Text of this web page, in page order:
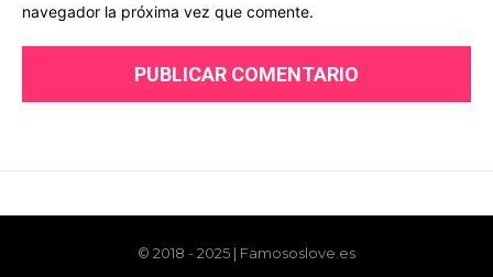
© 2018 - 2025 | Famososlove.es